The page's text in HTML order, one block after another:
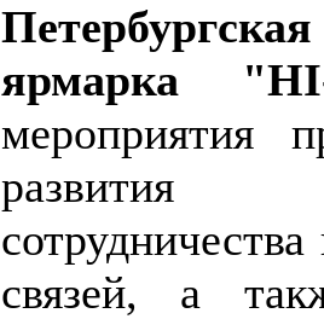
ярмарка
мероприятия
развития
связей, а